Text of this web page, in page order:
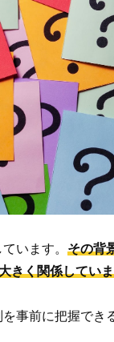
います。 その背
きく関係してい
事前に把握で